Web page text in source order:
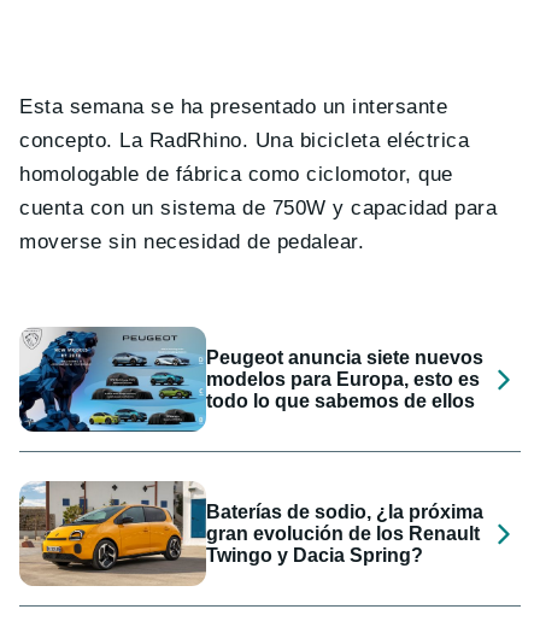
Esta semana se ha presentado un intersante
concepto. La RadRhino. Una bicicleta eléctrica
homologable de fábrica como ciclomotor, que
cuenta con un sistema de 750W y capacidad para
moverse sin necesidad de pedalear.
Peugeot anuncia siete nuevos
modelos para Europa, esto es
todo lo que sabemos de ellos
Baterías de sodio, ¿la próxima
gran evolución de los Renault
Twingo y Dacia Spring?